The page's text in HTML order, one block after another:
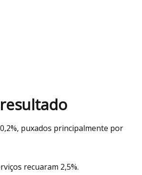
puxados principalmente por
recuaram 2,5%.